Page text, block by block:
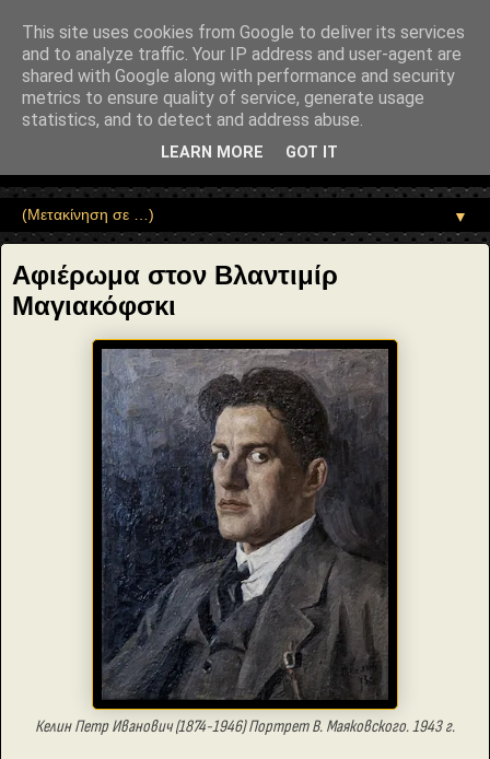
"potentialAction": { "@type": "ReadAction", "target":
"https://www.sophia-ntrekou.gr/2021/04/Vladimir-Mayakovsky.html" } }
Αέναη επΑνάσταση
• Επιστήμη • Ψυχολογία • Λογοτεχνία • Τέχνες • Θεολογία •
Φιλοσοφία • Στοχασμοί... για τη μνήμη, τον άνθρωπο και το
▼
Αφιέρωμα στον Βλαντιμίρ
Μαγιακόφσκι
Келин Петр Иванович (1874-1946)Портрет В. Маяковского. 1943 г.
This site uses cookies from Google to deliver its services
and to analyze traffic. Your IP address and user-agent are
shared with Google along with performance and security
metrics to ensure quality of service, generate usage
statistics, and to detect and address abuse.
LEARN MORE GOT IT